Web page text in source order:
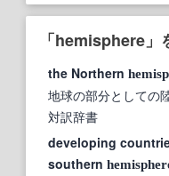
「hemisphere」
the Northern
地球の部分としての
対訳辞書
developing
southern